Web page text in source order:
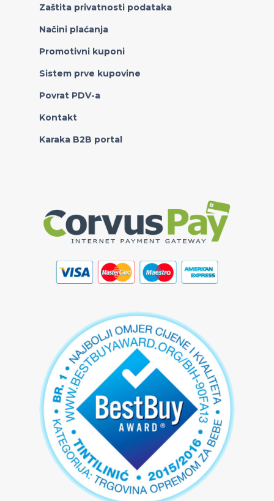
Zaštita privatnosti podataka
Načini plaćanja
Promotivni kuponi
Sistem prve kupovine
Povrat PDV-a
Kontakt
Karaka B2B portal